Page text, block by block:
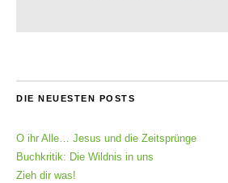
DIE NEUESTEN POSTS
O ihr Alle… Jesus und die Zeitsprünge
Buchkritik: Die Wildnis in uns
Zieh dir was!